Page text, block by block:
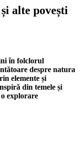
alte povești
în folclorul
despre natura
elemente și
din temele și
explorare